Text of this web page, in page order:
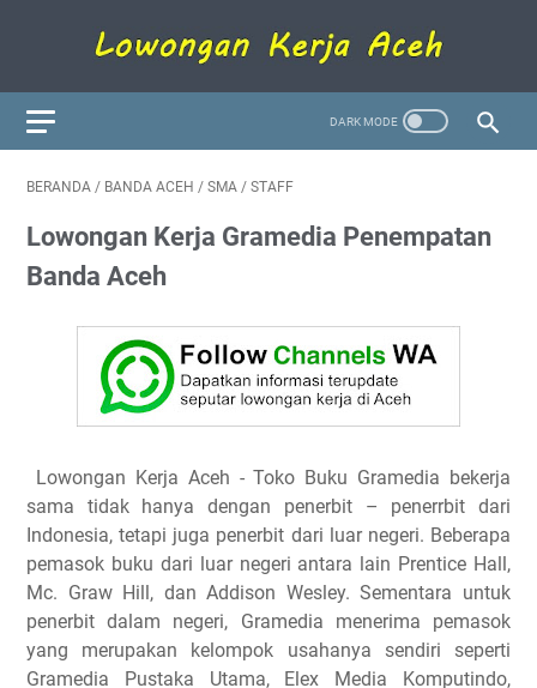
BERANDA / BANDA ACEH / SMA / STAFF
Lowongan Kerja Gramedia Penempatan
Banda Aceh
Lowongan Kerja Aceh - Toko Buku Gramedia bekerja
sama tidak hanya dengan penerbit – penerrbit dari
Indonesia, tetapi juga penerbit dari luar negeri. Beberapa
pemasok buku dari luar negeri antara lain Prentice Hall,
Mc. Graw Hill, dan Addison Wesley.Sementara untuk
penerbit dalam negeri, Gramedia menerima pemasok
yang merupakan kelompok usahanya sendiri seperti
Gramedia Pustaka Utama, Elex Media Komputindo,